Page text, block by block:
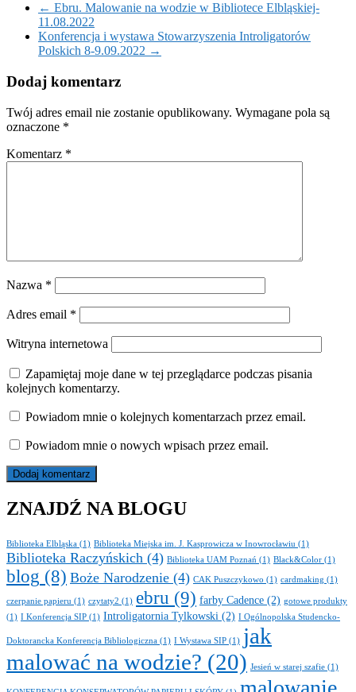
← Ebru. Malowanie na wodzie w Bibliotece Elbląskiej-
11.08.2022
Konferencja i wystawa Stowarzyszenia Introligatorów
Polskich 8-9.09.2022 →
Dodaj komentarz
Twój adres email nie zostanie opublikowany. Wymagane pola są
oznaczone *
Komentarz *
Nazwa *
Adres email *
Witryna internetowa
Zapamiętaj moje dane w tej przeglądarce podczas pisania
kolejnych komentarzy.
Powiadom mnie o kolejnych komentarzach przez email.
Powiadom mnie o nowych wpisach przez email.
ZNAJDŹ NA BLOGU
Biblioteka Elbląska (1) Biblioteka Miejska im. J. Kasprowicza w Inowrocławiu (1)
Biblioteka Raczyńskich (4) Biblioteka UAM Poznań (1) Black&Color (1)
blog (8) Boże Narodzenie (4) CAK Puszczykowo (1) cardmaking (1)
czerpanie papieru (1) czytaty2 (1) ebru (9) farby Cadence (2) gotowe produkty
(1) I Konferencja SIP (1) Introligatornia Tylkowski (2) I Ogólnopolska Studencko-
Doktorancka Konferencja Bibliologiczna (1) I Wystawa SIP (1) jak
malować na wodzie? (20) Jesień w starej szafie (1)